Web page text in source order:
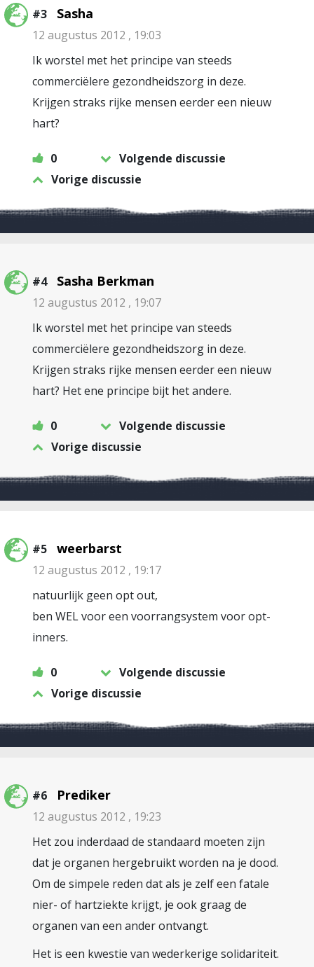
#3 Sasha
12 augustus 2012 , 19:03
Ik worstel met het principe van steeds
commerciëlere gezondheidszorg in deze.
Krijgen straks rijke mensen eerder een nieuw
hart?
0
Volgende discussie
Vorige discussie
#4 Sasha Berkman
12 augustus 2012 , 19:07
Ik worstel met het principe van steeds
commerciëlere gezondheidszorg in deze.
Krijgen straks rijke mensen eerder een nieuw
hart? Het ene principe bijt het andere.
0
Volgende discussie
Vorige discussie
#5 weerbarst
12 augustus 2012 , 19:17
natuurlijk geen opt out,
ben WEL voor een voorrangsystem voor opt-
inners.
0
Volgende discussie
Vorige discussie
#6 Prediker
12 augustus 2012 , 19:23
Het zou inderdaad de standaard moeten zijn
dat je organen hergebruikt worden na je dood.
Om de simpele reden dat als je zelf een fatale
nier- of hartziekte krijgt, je ook graag de
organen van een ander ontvangt.
Het is een kwestie van wederkerige solidariteit.